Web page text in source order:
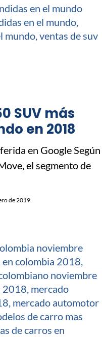
SUV más
en 2018
en Google Según
el segmento de
de 2019